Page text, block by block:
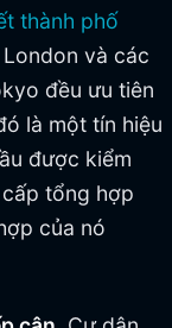
thành phố
và các
đều ưu tiên
là một tín hiệu
được kiểm
tổng hợp
của nó